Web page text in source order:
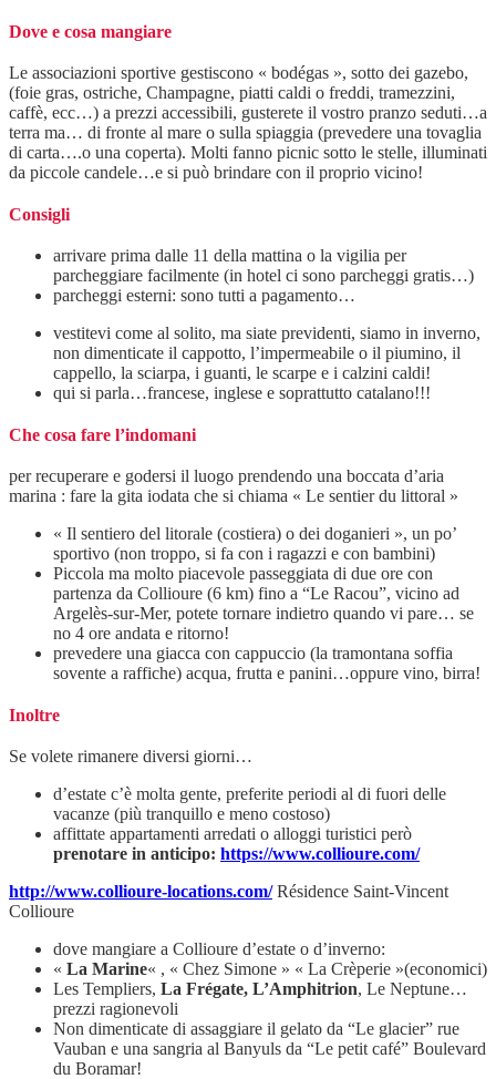
Dove e cosa mangiare
Le associazioni sportive gestiscono « bodégas », sotto dei gazebo,
(foie gras, ostriche, Champagne, piatti caldi o freddi, tramezzini,
caffè, ecc…) a prezzi accessibili, gusterete il vostro pranzo seduti…a
terra ma… di fronte al mare o sulla spiaggia (prevedere una tovaglia
di carta….o una coperta). Molti fanno picnic sotto le stelle, illuminati
da piccole candele…e si può brindare con il proprio vicino!
Consigli
arrivare prima dalle 11 della mattina o la vigilia per
parcheggiare facilmente (in hotel ci sono parcheggi gratis…)
parcheggi esterni: sono tutti a pagamento…
vestitevi come al solito, ma siate previdenti, siamo in inverno,
non dimenticate il cappotto, l’impermeabile o il piumino, il
cappello, la sciarpa, i guanti, le scarpe e i calzini caldi!
qui si parla…francese, inglese e soprattutto catalano!!!
Che cosa fare l’indomani
per recuperare e godersi il luogo prendendo una boccata d’aria
marina : fare la gita iodata che si chiama « Le sentier du littoral »
« Il sentiero del litorale (costiera) o dei doganieri », un po’
sportivo (non troppo, si fa con i ragazzi e con bambini)
Piccola ma molto piacevole passeggiata di due ore con
partenza da Collioure (6 km) fino a “Le Racou”, vicino ad
Argelès-sur-Mer, potete tornare indietro quando vi pare… se
no 4 ore andata e ritorno!
prevedere una giacca con cappuccio (la tramontana soffia
sovente a raffiche) acqua, frutta e panini…oppure vino, birra!
Inoltre
Se volete rimanere diversi giorni…
d’estate c’è molta gente, preferite periodi al di fuori delle
vacanze (più tranquillo e meno costoso)
affittate appartamenti arredati o alloggi turistici però
prenotare in anticipo: https://www.collioure.com/
http://www.collioure-locations.com/Résidence Saint-Vincent
Collioure
dove mangiare a Collioure d’estate o d’inverno:
« La Marine« , « Chez Simone » « La Crèperie »(economici)
Les Templiers, La Frégate, L’Amphitrion, Le Neptune…
prezzi ragionevoli
Non dimenticate di assaggiare il gelato da “Le glacier” rue
Vauban e una sangria al Banyuls da “Le petit café” Boulevard
du Boramar!